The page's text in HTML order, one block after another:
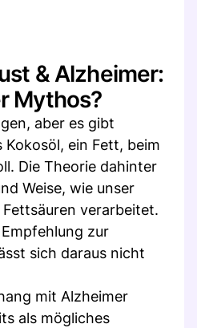
& Alzheimer:
Mythos?
aber es gibt
Kokosöl, ein Fett, beim
Die Theorie dahinter
Weise, wie unser
verarbeitet.
zur
sich daraus nicht
mit Alzheimer
als mögliches